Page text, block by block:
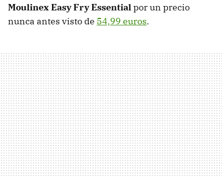
Moulinex Easy Fry Essentialpor un precio
nunca antes visto de 54,99 euros.